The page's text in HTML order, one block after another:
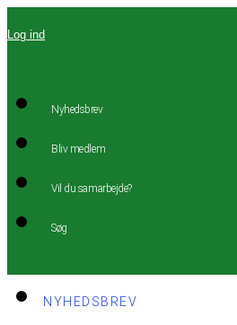
Videre
indhold
Log ind
Nyhedsbrev
Bliv medlem
Vil du samarbejde?
Søg
NYHEDSBREV